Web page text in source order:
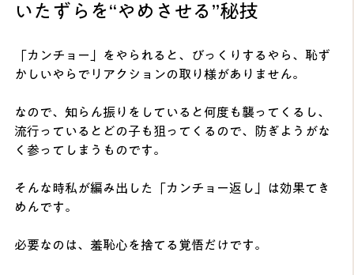
いたずらを“やめさせる”秘技
「カンチョー」をやられると、びっくりするやら、恥ず
かしいやらでリアクションの取り様がありません。
なので、知らん振りをしていると何度も襲ってくるし、
流行っているとどの子も狙ってくるので、防ぎようがな
く参ってしまうものです。
そんな時私が編み出した「カンチョー返し」は効果てき
めんです。
必要なのは、羞恥心を捨てる覚悟だけです。